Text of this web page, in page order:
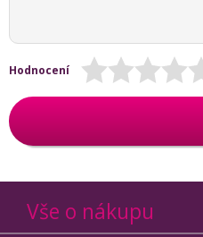
Hodnocení
Vše o nákupu